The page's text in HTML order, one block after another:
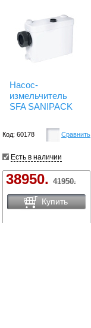
Насос-
измельчитель
SFA SANIPACK
Код: 60178 Сравнить
Есть в наличии
38950. 41950.
Купить